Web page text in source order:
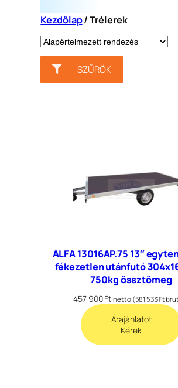
Kezdőlap/ Trélerek
SZŰRŐK
ALFA 13016AP.75 13″
fékezetlen utánfutó
750kg össztömeg
457 900Ft nettó (581 533Ft
Árajánlatot
Kérek